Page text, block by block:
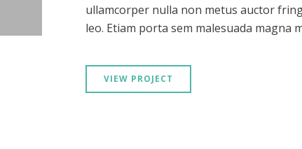
ullamcorper nulla non metus auctor
leo. Etiam porta sem malesuada magna
VIEW PROJECT